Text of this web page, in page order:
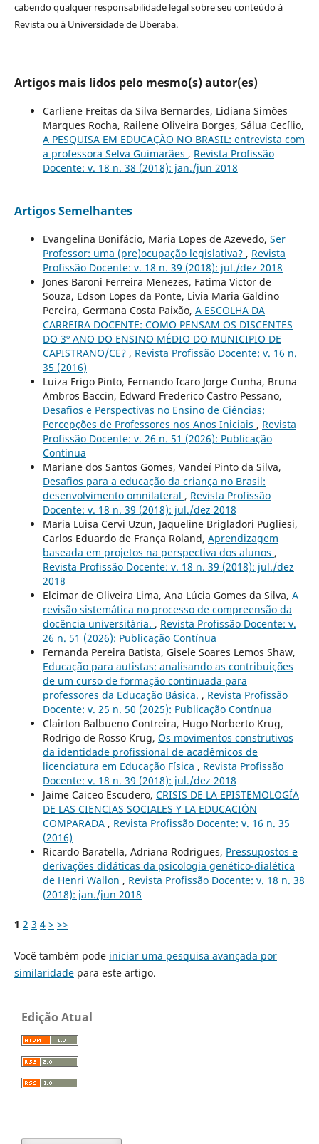
cabendo qualquer responsabilidade legal sobre seu conteúdo à
Revista ou à Universidade de Uberaba.
Artigos mais lidos pelo mesmo(s) autor(es)
Carliene Freitas da Silva Bernardes, Lidiana Simões
Marques Rocha, Railene Oliveira Borges, Sálua Cecílio,
A PESQUISA EM EDUCAÇÃO NO BRASIL: entrevista com
a professora Selva Guimarães , Revista Profissão
Docente: v. 18 n. 38 (2018): jan./jun 2018
Artigos Semelhantes
Evangelina Bonifácio, Maria Lopes de Azevedo, Ser
Professor: uma (pre)ocupação legislativa? , Revista
Profissão Docente: v. 18 n. 39 (2018): jul./dez 2018
Jones Baroni Ferreira Menezes, Fatima Victor de
Souza, Edson Lopes da Ponte, Livia Maria Galdino
Pereira, Germana Costa Paixão, A ESCOLHA DA
CARREIRA DOCENTE: COMO PENSAM OS DISCENTES
DO 3º ANO DO ENSINO MÉDIO DO MUNICIPIO DE
CAPISTRANO/CE? , Revista Profissão Docente: v. 16 n.
35 (2016)
Luiza Frigo Pinto, Fernando Icaro Jorge Cunha, Bruna
Ambros Baccin, Edward Frederico Castro Pessano,
Desafios e Perspectivas no Ensino de Ciências:
Percepções de Professores nos Anos Iniciais , Revista
Profissão Docente: v. 26 n. 51 (2026): Publicação
Contínua
Mariane dos Santos Gomes, Vandeí Pinto da Silva,
Desafios para a educação da criança no Brasil:
desenvolvimento omnilateral , Revista Profissão
Docente: v. 18 n. 39 (2018): jul./dez 2018
Maria Luisa Cervi Uzun, Jaqueline Brigladori Pugliesi,
Carlos Eduardo de França Roland, Aprendizagem
baseada em projetos na perspectiva dos alunos ,
Revista Profissão Docente: v. 18 n. 39 (2018): jul./dez
2018
Elcimar de Oliveira Lima, Ana Lúcia Gomes da Silva, A
revisão sistemática no processo de compreensão da
docência universitária. , Revista Profissão Docente: v.
26 n. 51 (2026): Publicação Contínua
Fernanda Pereira Batista, Gisele Soares Lemos Shaw,
Educação para autistas: analisando as contribuições
de um curso de formação continuada para
professores da Educação Básica. , Revista Profissão
Docente: v. 25 n. 50 (2025): Publicação Contínua
Clairton Balbueno Contreira, Hugo Norberto Krug,
Rodrigo de Rosso Krug, Os movimentos construtivos
da identidade profissional de acadêmicos de
licenciatura em Educação Física , Revista Profissão
Docente: v. 18 n. 39 (2018): jul./dez 2018
Jaime Caiceo Escudero, CRISIS DE LA EPISTEMOLOGÍA
DE LAS CIENCIAS SOCIALES Y LA EDUCACIÓN
COMPARADA , Revista Profissão Docente: v. 16 n. 35
(2016)
Ricardo Baratella, Adriana Rodrigues, Pressupostos e
derivações didáticas da psicologia genético-dialética
de Henri Wallon , Revista Profissão Docente: v. 18 n. 38
(2018): jan./jun 2018
1 2 3 4 > >>
Você também pode iniciar uma pesquisa avançada por
similaridadepara este artigo.
Edição Atual